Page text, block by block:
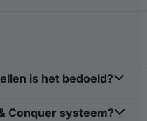
is het bedoeld?
Conquer systeem?